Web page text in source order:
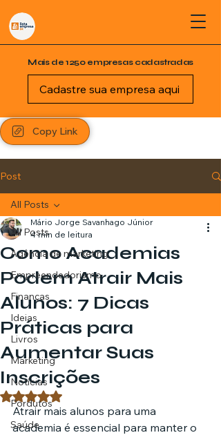
Mais de 1250 empresas cadastradas
Cadastre sua empresa aqui
Copy Link
Post
All Posts
Agência de marketing
Empreendedorismo
Finanças
Ideias
Livros
Marketing
Notícias
Pordutos
Saúde
All Posts
Como Academias
Podem Atrair Mais
Alunos: 7 Dicas
Práticas para
Aumentar Suas
Inscrições
Mário Jorge Savanhago Júnior
4 min de leitura
Avaliado com NaN de 5 estrelas.
Atrair mais alunos para uma
academia é essencial para manter o